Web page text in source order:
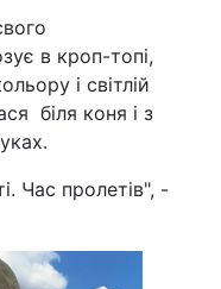
в кроп-топі,
і світлій
біля коня і з
Час пролетів", -